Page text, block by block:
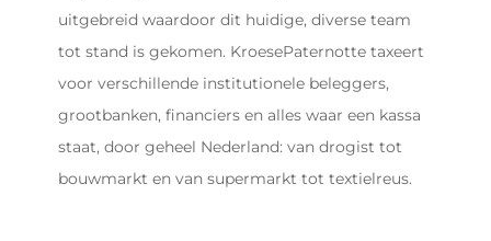
uitgebreid waardoor dit huidige, diverse team
tot stand is gekomen. KroesePaternotte taxeert
voor verschillende institutionele beleggers,
grootbanken, financiers en alles waar een kassa
staat, door geheel Nederland: van drogist tot
bouwmarkt en van supermarkt tot textielreus.